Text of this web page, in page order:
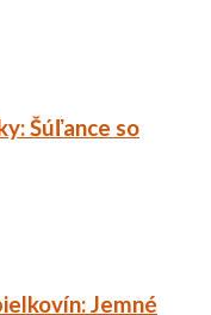
Šúľance so
Jemné